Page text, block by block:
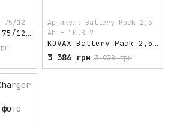
75/12
KOVAX ChargeMa-X 75/12 ЕКСЦЕНТРИК 12мм
Артикул: Battery Pack 2,5
Ah - 10.8 V
KOVAX Battery Pack 2,5 Ah - 10.8 V
3 386 грн 3 938 грн